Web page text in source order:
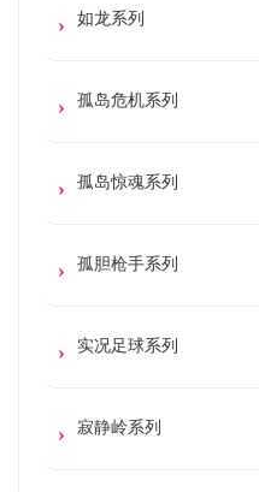
如龙系列
孤岛危机系列
孤岛惊魂系列
孤胆枪手系列
实况足球系列
寂静岭系列